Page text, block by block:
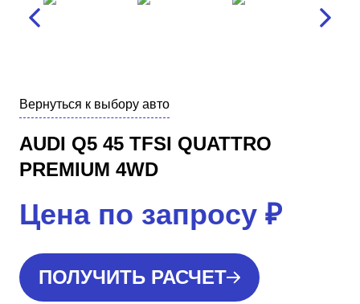
Вернуться к выбору авто
AUDI Q5 45 TFSI QUATTRO
PREMIUM 4WD
Цена по запросу ₽
ПОЛУЧИТЬ РАСЧЕТ